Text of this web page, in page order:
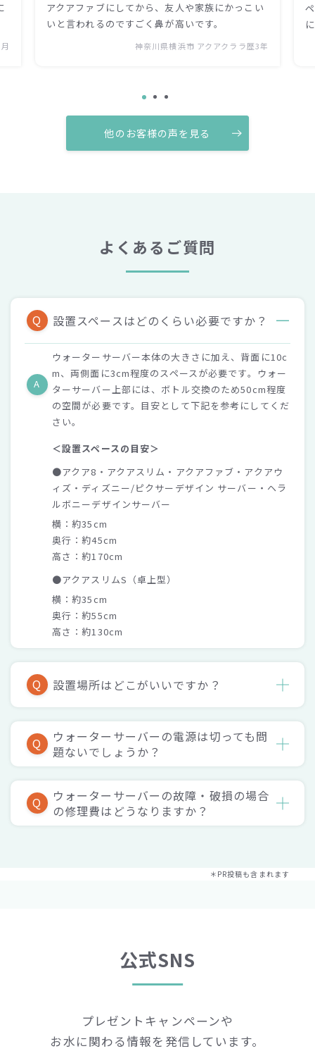
アクアファブにしてから、友人や家族にかっこい
いと言われるのですごく鼻が高いです。
神奈川県横浜市 アクアクララ歴3年
他のお客様の声を見る
よくあるご質問
Q 設置スペースはどのくらい必要ですか？
A
ウォーターサーバー本体の大きさに加え、背面に10c
m、両側面に3cm程度のスペースが必要です。ウォー
ターサーバー上部には、ボトル交換のため50cm程度
の空間が必要です。目安として下記を参考にしてくだ
さい。
＜設置スペースの目安＞
●アクア8・アクアスリム・アクアファブ・アクアウ
ィズ・ディズニー/ピクサーデザイン サーバー・ヘラ
ルボニーデザインサーバー
横：約35cm
奥行：約45cm
高さ：約170cm
●アクアスリムS（卓上型）
横：約35cm
奥行：約55cm
高さ：約130cm
Q 設置場所はどこがいいですか？
Q
ウォーターサーバーの電源は切っても問
題ないでしょうか？
Q
ウォーターサーバーの故障・破損の場合
の修理費はどうなりますか？
＊PR投稿も含まれます
公式SNS
プレゼントキャンペーンや
お水に関わる情報を発信しています。